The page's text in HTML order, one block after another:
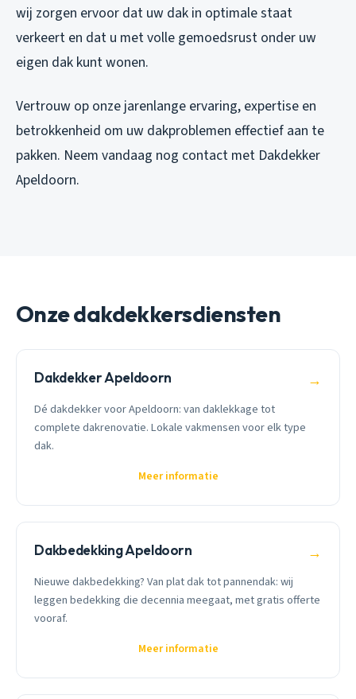
wij zorgen ervoor dat uw dak in optimale staat
verkeert en dat u met volle gemoedsrust onder uw
eigen dak kunt wonen.
Vertrouw op onze jarenlange ervaring, expertise en
betrokkenheid om uw dakproblemen effectief aan te
pakken. Neem vandaag nog contact met Dakdekker
Apeldoorn.
Onze dakdekkersdiensten
Dakdekker Apeldoorn →
Dé dakdekker voor Apeldoorn: van daklekkage tot
complete dakrenovatie. Lokale vakmensen voor elk type
dak.
Meer informatie
Dakbedekking Apeldoorn →
Nieuwe dakbedekking? Van plat dak tot pannendak: wij
leggen bedekking die decennia meegaat, met gratis offerte
vooraf.
Meer informatie